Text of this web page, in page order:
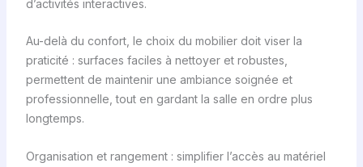
d’activités interactives.
Au-delà du confort, le choix du mobilier doit viser la
praticité : surfaces faciles à nettoyer et robustes,
permettent de maintenir une ambiance soignée et
professionnelle, tout en gardant la salle en ordre plus
longtemps.
Organisation et rangement : simplifier l’accès au matériel